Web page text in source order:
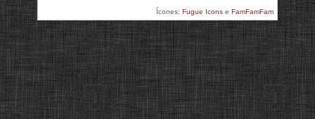
Ícones: Fugue Icons e FamFamFam